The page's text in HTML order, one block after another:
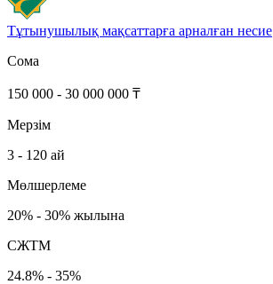
Тұтынушылық мақсаттарға арналған несие
Сома
150 000 - 30 000 000 ₸
Мерзім
3 - 120 ай
Мөлшерлеме
20% - 30% жылына
СЖТМ
24.8% - 35%